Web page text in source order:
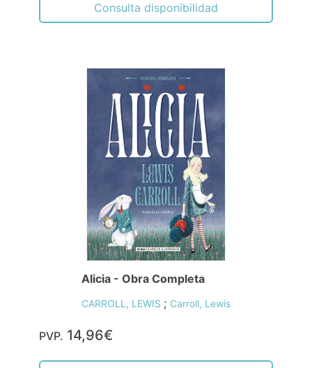
Consulta disponibilidad
Alicia - Obra Completa
CARROLL, LEWIS ; Carroll, Lewis
PVP. 14,96€